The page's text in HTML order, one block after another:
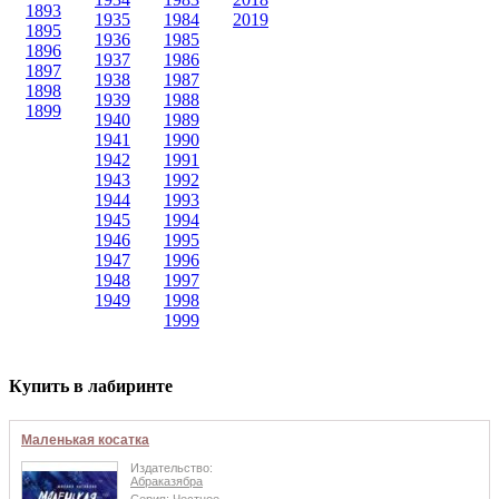
1893
1895
1896
1897
1898
1899
1935
1936
1937
1938
1939
1940
1941
1942
1943
1944
1945
1946
1947
1948
1949
1984
1985
1986
1987
1988
1989
1990
1991
1992
1993
1994
1995
1996
1997
1998
1999
2019
Купить в лабиринте
Маленькая косатка
Издательство:
Абраказябра